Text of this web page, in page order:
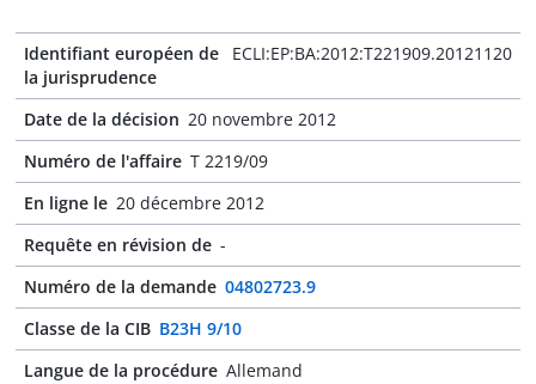
Identifiant européen de
la jurisprudence
ECLI:EP:BA:2012:T221909.20121120
Date de la décision 20 novembre 2012
Numéro de l'affaire T 2219/09
En ligne le 20 décembre 2012
Requête en révision de -
Numéro de la demande 04802723.9
Classe de la CIB B23H 9/10
Langue de la procédure Allemand